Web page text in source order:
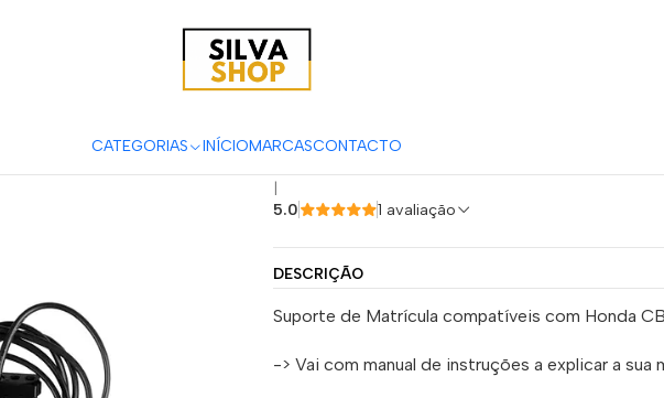
CATEGORIAS INÍCIOMARCASCONTACTO
2021-2024
5.0 1 avaliação
DESCRIÇÃO
Suporte de Matrícula compatíveis com Honda
-> Vai com manual de instruções a explicar a sua